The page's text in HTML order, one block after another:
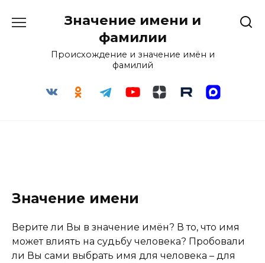
Значение имени и
фамилии
Происхождение и значение имён и
фамилий
Значение имени
Верите ли Вы в значение имён? В то, что имя
может влиять на судьбу человека? Пробовали
ли Вы сами выбрать имя для человека – для